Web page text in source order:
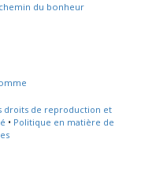
du bonheur
droits de reproduction et
• Politique en matière de